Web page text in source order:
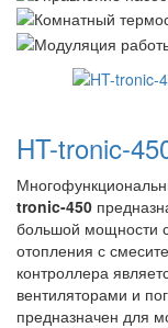
HT-tronic-
tronic-450
большой мощности с
отопления с
контроллера
вентиляторами и
предназначен для